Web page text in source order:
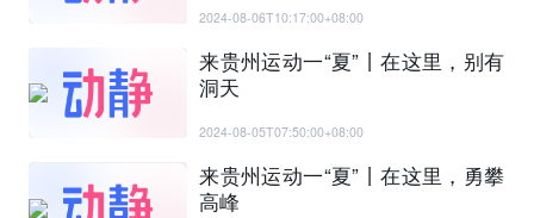
2024-08-06T10:17:00+08:00
来贵州运动一“夏”丨在这里，别有
洞天
2024-08-05T07:50:00+08:00
来贵州运动一“夏”丨在这里，勇攀
高峰